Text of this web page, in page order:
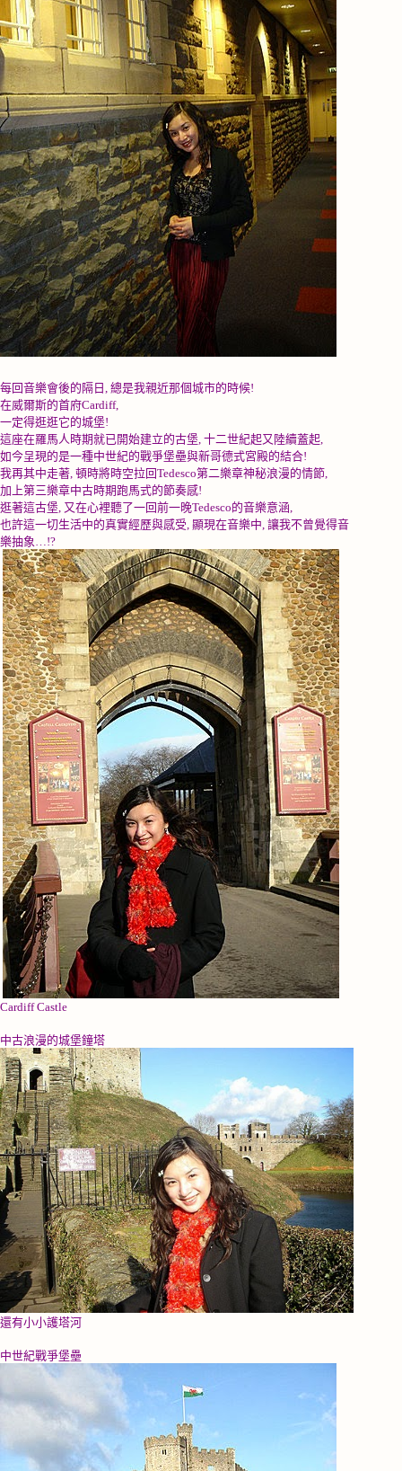
每回音樂會後的隔日 總是我親近那個城市的時候!
在威爾斯的首府Cardiff,
一定得逛逛它的城堡!
這座在羅馬人時期就已開始建立的古堡 十二世紀起又陸續蓋起
如今呈現的是一種中世紀的戰爭堡壘與新哥德式宮殿的結合!
我再其中走著 頓時將時空拉回Tedesco第二樂章神秘浪漫的情節
加上第三樂章中古時期跑馬式的節奏感!
逛著這古堡 又在心裡聽了一回前一晚Tedesco的音樂意涵
也許這一切生活中的真實經歷與感受 顯現在音樂中 讓我不曾覺得音
樂抽象
…!?
Cardiff Castle
中古浪漫的城堡鐘塔
還有小小護塔河
中世紀戰爭堡壘